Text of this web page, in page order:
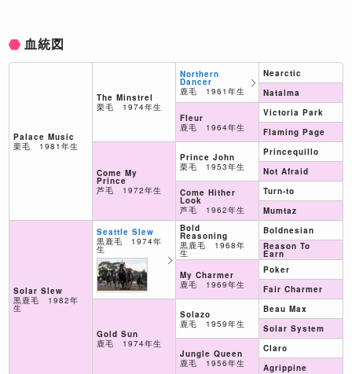
血統図
Palace Music
栗毛 1981年生
Solar Slew
黒鹿毛 1982年
生
The Minstrel
栗毛 1974年生
Come My
Prince
芦毛 1972年生
Seattle Slew
黒鹿毛 1974年
生
Gold Sun
鹿毛 1974年生
Northern
Dancer
鹿毛 1961年生
Fleur
鹿毛 1964年生
Prince John
栗毛 1953年生
Come Hither
Look
芦毛 1962年生
Bold
Reasoning
黒鹿毛 1968年
生
My Charmer
鹿毛 1969年生
Solazo
鹿毛 1959年生
Jungle Queen
鹿毛 1956年生
Nearctic
Natalma
Victoria Park
Flaming Page
Princequillo
Not Afraid
Turn-to
Mumtaz
Boldnesian
Reason To
Earn
Poker
Fair Charmer
Beau Max
Solar System
Claro
Agrippine